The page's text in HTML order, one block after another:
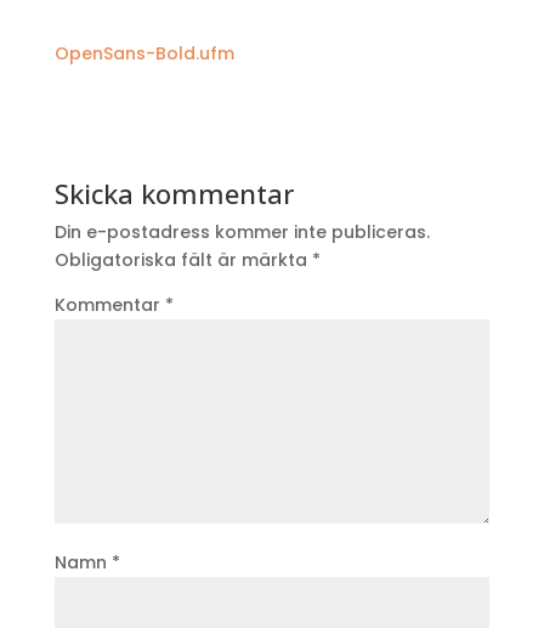
OpenSans-Bold.ufm
Skicka kommentar
Din e-postadress kommer inte publiceras.
Obligatoriska fält är märkta *
Kommentar *
Namn *